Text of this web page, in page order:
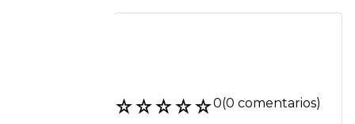
☆☆☆☆☆0(0 comentarios)